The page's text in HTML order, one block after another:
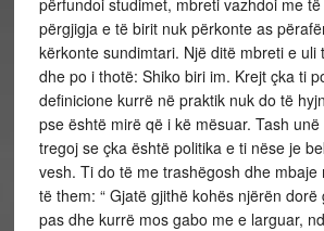
përfundoi studimet, mbreti vazhdoi me
përgjigja e të birit nuk përkonte as
kërkonte sundimtari. Një ditë mbreti e uli
dhe po i thotë: Shiko biri im. Krejt çka ti
definicione kurrë në praktik nuk do të
pse është mirë që i kë mësuar. Tash
tregoj se çka është politika e ti nëse je
vesh. Ti do të me trashëgosh dhe mbaje
të them: “ Gjatë gjithë kohës njërën
pas dhe kurrë mos gabo me e larguar,